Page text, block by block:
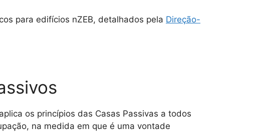
para edifícios nZEB, detalhados pela Direção-
os princípios das Casas Passivas a todos
na medida em que é uma vontade